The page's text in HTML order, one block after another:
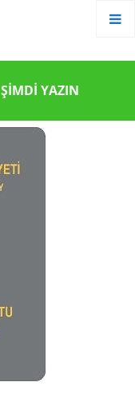
ŞIMDI YAZIN